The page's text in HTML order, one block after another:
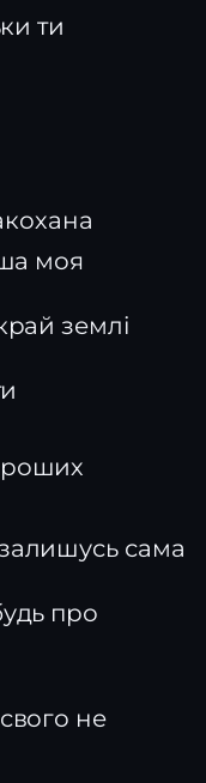
ти
моя
землі
сама
про
не